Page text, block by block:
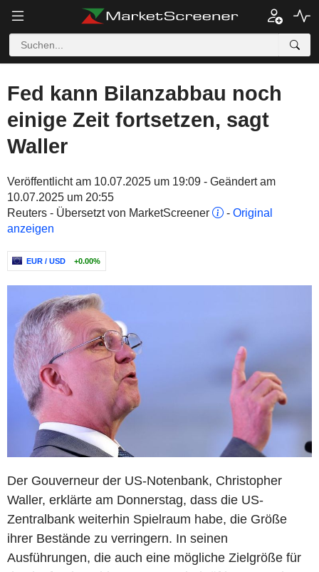
Fed kann Bilanzabbau noch
einige Zeit fortsetzen, sagt
Waller
Veröffentlicht am 10.07.2025 um 19:09 - Geändert am
10.07.2025 um 20:55
Reuters - Übersetzt von MarketScreener
- Original
anzeigen
EUR / USD +0.00%
Der Gouverneur der US-Notenbank, Christopher
Waller, erklärte am Donnerstag, dass die US-
Zentralbank weiterhin Spielraum habe, die Größe
ihrer Bestände zu verringern. In seinen
Ausführungen, die auch eine mögliche Zielgröße für